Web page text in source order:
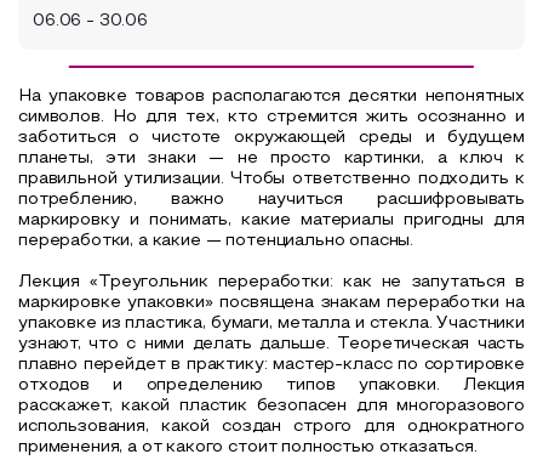
06.06 - 30.06
На упаковке товаров располагаются десятки непонятных
символов. Но для тех, кто стремится жить осознанно и
заботиться о чистоте окружающей среды и будущем
планеты, эти знаки — не просто картинки, а ключ к
правильной утилизации. Чтобы ответственно подходить к
потреблению, важно научиться расшифровывать
маркировку и понимать, какие материалы пригодны для
переработки, а какие — потенциально опасны.
Лекция «Треугольник переработки: как не запутаться в
маркировке упаковки» посвящена знакам переработки на
упаковке из пластика, бумаги, металла и стекла. Участники
узнают, что с ними делать дальше. Теоретическая часть
плавно перейдет в практику: мастер-класс по сортировке
отходов и определению типов упаковки. Лекция
расскажет, какой пластик безопасен для многоразового
использования, какой создан строго для однократного
применения, а от какого стоит полностью отказаться.